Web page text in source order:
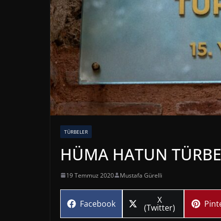
TÜRBELER
HÜMA HATUN
19 Temmuz 2020 Mustafa Gürelli
Share
Facebook Share
on
X
(Twitter)